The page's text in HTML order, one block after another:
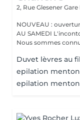
2, Rue Glesener Gare
NOUVEAU :
AU SAMEDI L'incontournable institut de beauté à Luxembourg.
Nous sommes
Duvet lèvres au
epilation
epilation menton